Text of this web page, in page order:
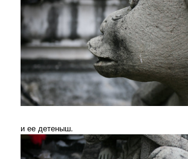
и ее детеныш.